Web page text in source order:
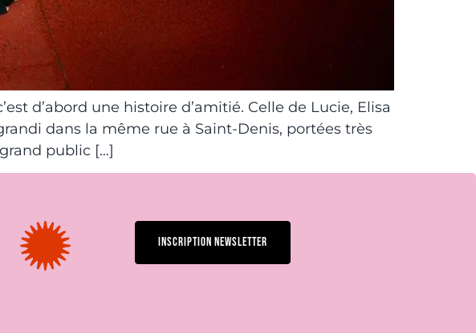
d’abord une histoire d’amitié. Celle de Lucie, Elisa
dans la même rue à Saint-Denis, portées très
public […]
INSCRIPTION NEWSLETTER